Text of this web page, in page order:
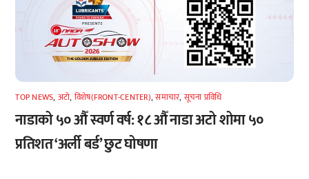
TOP NEWS, अटाे, विशेष(FRONT-CENTER),समाचार, सूचना प्रविधि
नाडाको ५० औँ स्वर्ण वर्ष: १८ औँ नाडा अटो शोमा ५०
प्रतिशत ‘अर्ली बर्ड’ छुट घोषणा